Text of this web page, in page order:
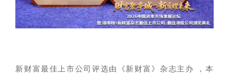
新财富最佳上市公司评选由《新财富》杂志主办 ，本